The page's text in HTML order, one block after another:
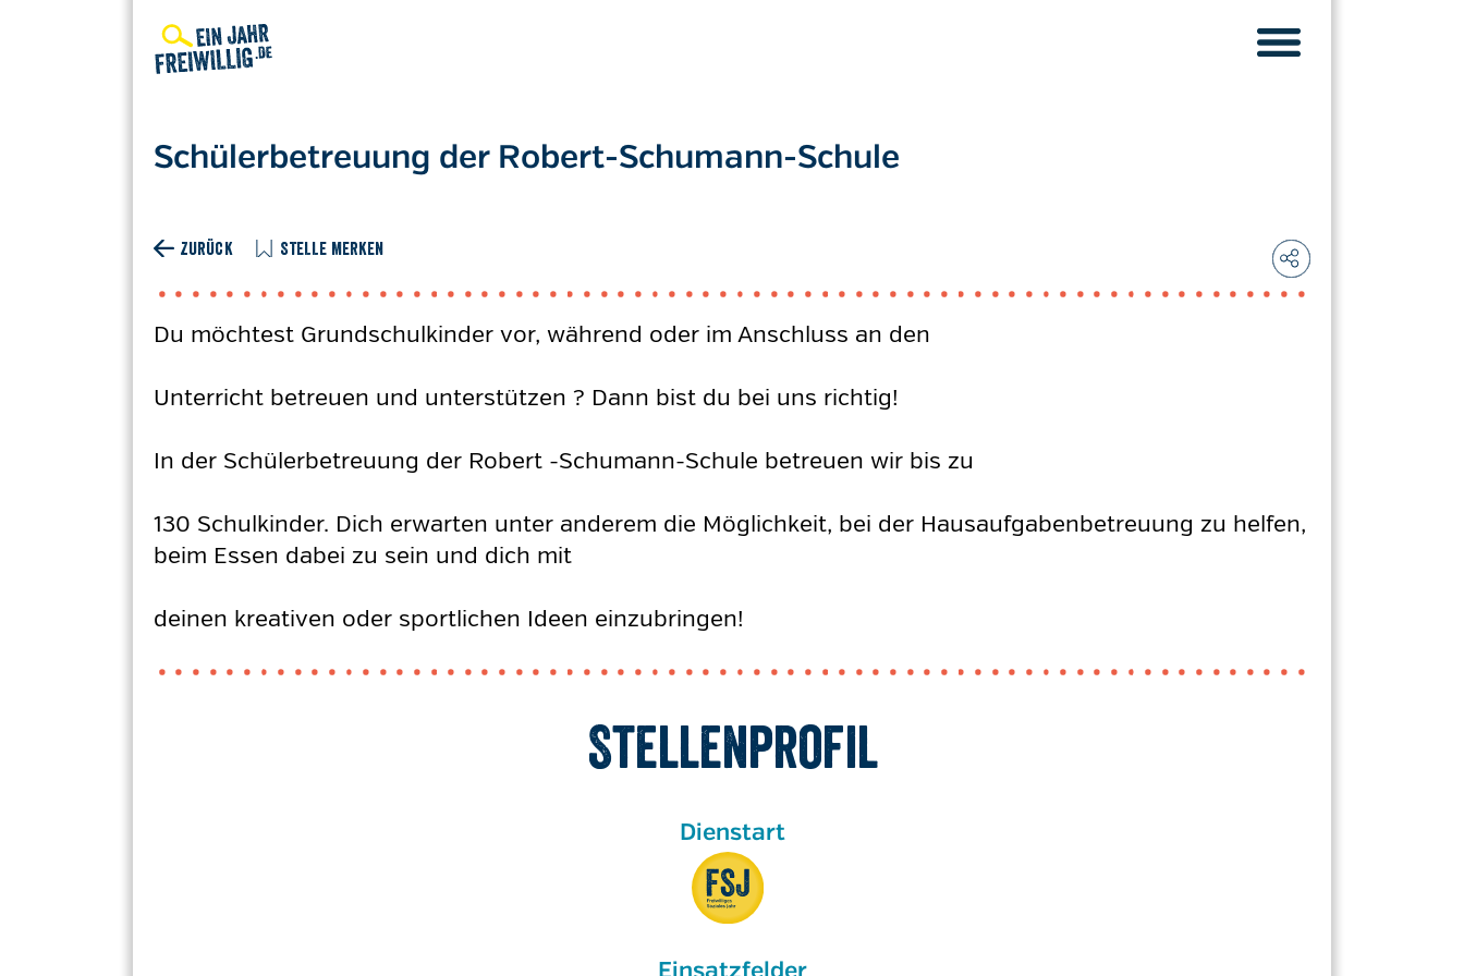
Schülerbetreuung der Robert-Schumann-Schule
ZURÜCK STELLE MERKEN
Du möchtest Grundschulkinder vor, während oder im Anschluss an den
Unterricht betreuen und unterstützen ? Dann bist du bei uns richtig!
In der Schülerbetreuung der Robert -Schumann-Schule betreuen wir bis zu
130 Schulkinder. Dich erwarten unter anderem die Möglichkeit, bei der Hausaufgabenbetreuung zu helfen,
beim Essen dabei zu sein und dich mit
deinen kreativen oder sportlichen Ideen einzubringen!
Stellenprofil